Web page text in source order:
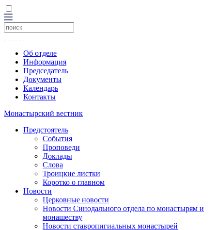
Об отделе
Информация
Председатель
Документы
Календарь
Контакты
Монастырский вестник
Предстоятель
События
Проповеди
Доклады
Слова
Троицкие листки
Коротко о главном
Новости
Церковные новости
Новости Синодального отдела по монастырям и
монашеству
Новости ставропигиальных монастырей